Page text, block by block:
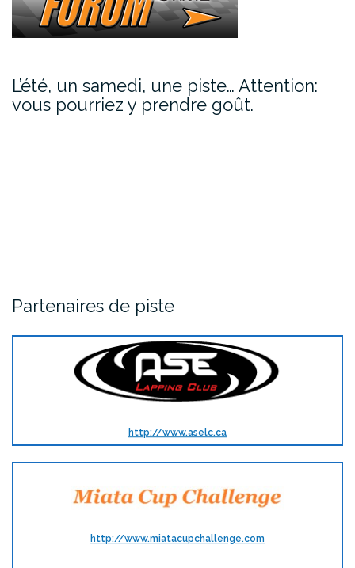
L’été, un samedi, une piste… Attention:
vous pourriez y prendre goût.
Partenaires de piste
http://www.aselc.ca
http://www.miatacupchallenge.com